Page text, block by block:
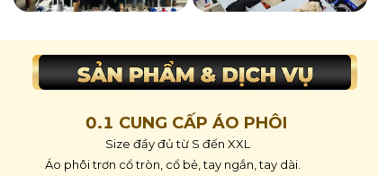
0.1 CUNG CẤP ÁO PHÔI
Áo phôi trơn cổ tròn, cổ bẻ, tay ngắn, tay dài.
Size đầy đủ từ S đến XXL